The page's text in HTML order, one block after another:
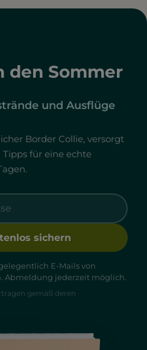
den Sommer
und Ausflüge
Border Collie, versorgt
für eine echte
sichern
E-Mails von
Abmeldung jederzeit möglich.
gemäß deren